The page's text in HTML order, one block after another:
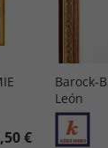
€
Barock-
León